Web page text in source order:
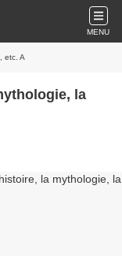
MENU
etc. A
la